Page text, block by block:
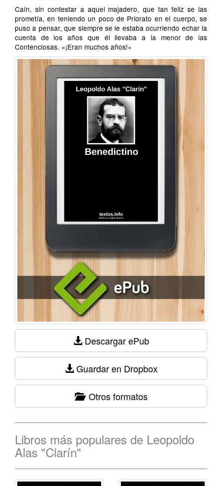
Caín, sin contestar a aquel majadero, que tan feliz se las
prometía, en teniendo un poco de Priorato en el cuerpo, se
puso a pensar, que siempre se le estaba ocurriendo echar la
cuenta de los años que él llevaba a la menor de las
Contenciosas. «¡Eran muchos años!»
Descargar ePub
Guardar en Dropbox
Otros formatos
Libros más populares de Leopoldo
Alas "Clarín"